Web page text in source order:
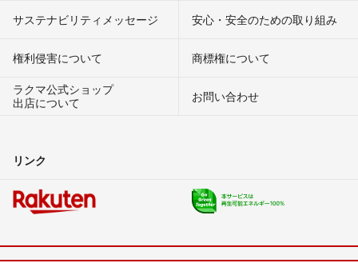
サステナビリティメッセージ 安心・安全のための取り組み
権利侵害について
商標権について
ラクマ公式ショップ
出店について
お問い合わせ
リンク